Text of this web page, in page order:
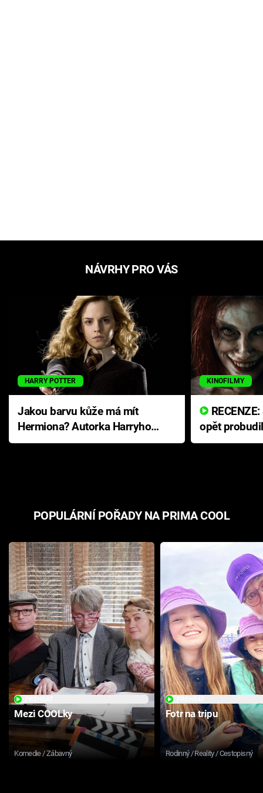
NÁVRHY PRO VÁS
HARRY POTTER
Jakou barvu kůže má mít
Hermiona? Autorka Harryho
Pottera přišla s ráznou
KINOFILMY
opět
přichází s
POPULÁRNÍ POŘADY NA PRIMA COOL
Mezi COOLky
Komedie / Zábavný
Fotr na tripu
Rodinný / Reality / Cestopisný